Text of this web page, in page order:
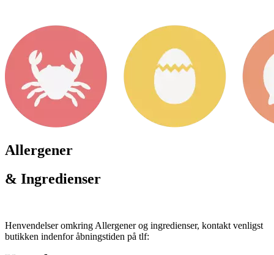
Allergener
& Ingredienser
Henvendelser omkring Allergener og ingredienser, kontakt venligst
butikken indenfor åbningstiden på tlf: